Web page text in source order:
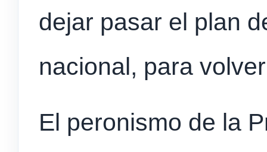
dejar pasar el plan
nacional, para
El peronismo de la